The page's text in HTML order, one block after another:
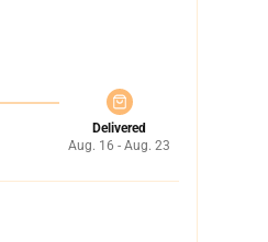
Delivered
Aug. 16 - Aug. 23